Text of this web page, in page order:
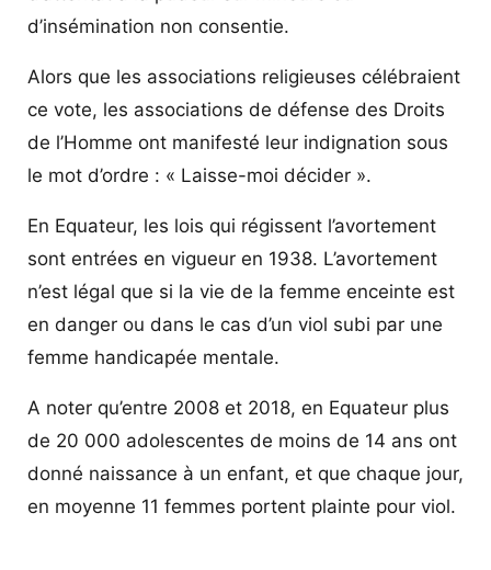
d’insémination non consentie.
Alors que les associations religieuses célébraient
ce vote, les associations de défense des Droits
de l’Homme ont manifesté leur indignation sous
le mot d’ordre : « Laisse-moi décider ».
En Equateur, les lois qui régissent l’avortement
sont entrées en vigueur en 1938. L’avortement
n’est légal que si la vie de la femme enceinte est
en danger ou dans le cas d’un viol subi par une
femme handicapée mentale.
A noter qu’entre 2008 et 2018, en Equateur plus
de 20 000 adolescentes de moins de 14 ans ont
donné naissance à un enfant, et que chaque jour,
en moyenne 11 femmes portent plainte pour viol.